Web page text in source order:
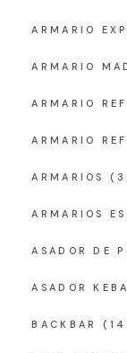
ARMARIO
ARMARIO
ARMARIO
ARMARIO
ARMARIOS
ARMARIOS
ASADOR DE
ASADOR
BACKBAR